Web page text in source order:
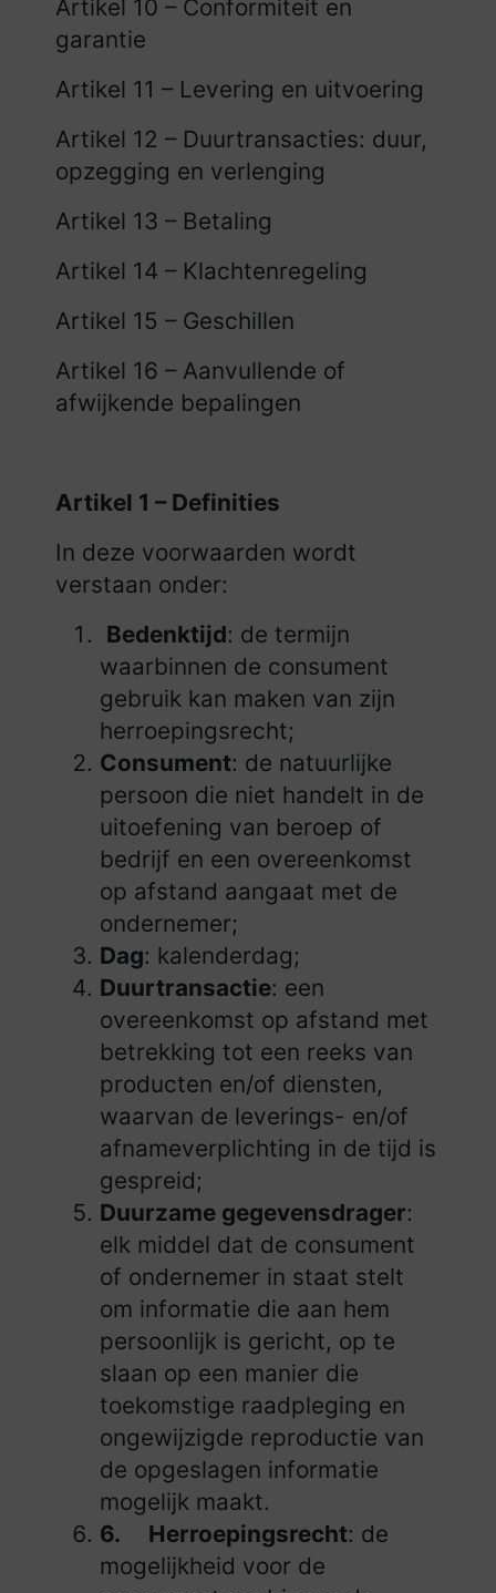
Artikel 10 – Conformiteit en
garantie
Artikel 11 – Levering en uitvoering
Artikel 12 – Duurtransacties: duur,
opzegging en verlenging
Artikel 13 – Betaling
Artikel 14 – Klachtenregeling
Artikel 15 – Geschillen
Artikel 16 – Aanvullende of
afwijkende bepalingen
Artikel 1 – Definities
In deze voorwaarden wordt
verstaan onder:
Bedenktijd: de termijn
waarbinnen de consument
gebruik kan maken van zijn
herroepingsrecht;
Consument: de natuurlijke
persoon die niet handelt in de
uitoefening van beroep of
bedrijf en een overeenkomst
op afstand aangaat met de
ondernemer;
Dag: kalenderdag;
Duurtransactie: een
overeenkomst op afstand met
betrekking tot een reeks van
producten en/of diensten,
waarvan de leverings- en/of
afnameverplichting in de tijd is
gespreid;
Duurzame gegevensdrager:
elk middel dat de consument
of ondernemer in staat stelt
om informatie die aan hem
persoonlijk is gericht, op te
slaan op een manier die
toekomstige raadpleging en
ongewijzigde reproductie van
de opgeslagen informatie
mogelijk maakt.
6. Herroepingsrecht: de
mogelijkheid voor de